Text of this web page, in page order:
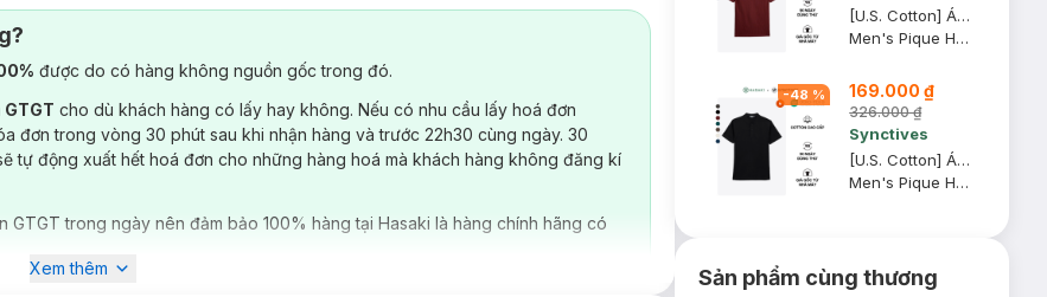
được do có hàng không nguồn gốc trong đó.
cho dù khách hàng có lấy hay không. Nếu có nhu cầu lấy hoá đơn
đơn trong vòng 30 phút sau khi nhận hàng và trước 22h30 cùng ngày. 30
tự động xuất hết hoá đơn cho những hàng hoá mà khách hàng không đăng kí
trong ngày nên đảm bảo 100% hàng tại Hasaki là hàng chính hãng có
Xem thêm
[U.S. Cotton] Áo Thun Nam Synctives Cổ Henlay Regular Fit, Ðỏ, M - CMTS07
Men's Pique Henley T-shirt
-48 % 169.000 ₫
326.000 ₫
Synctives
[U.S. Cotton] Áo Thun Nam Synctives Cổ Henlay Regular Fit, Ðen, M - CMTS07
Men's Pique Henley T-shirt
Sản phẩm cùng thương